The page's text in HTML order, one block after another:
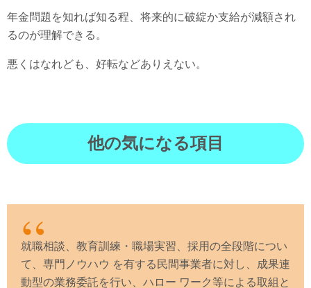
年金問題を知れば知る程、将来的に破綻か支給が減額され
るのが理解できる。
悪くはなれども、好転などありえない。
他の気になる項目
就職相談、教育訓練・職場実習、採用の全段階につい
て、専門ノウハウ を有する民間事業者に対し、成果連
動型の業務委託を行い、ハロー ワーク等による取組と